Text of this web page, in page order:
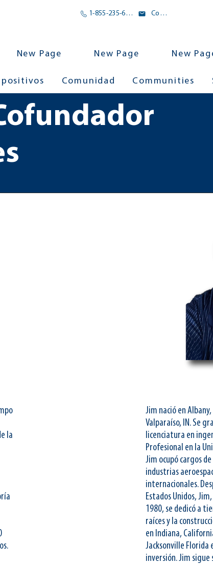
1-855-235-6500 Correo electrónico
New Page New Page New
Comunidad Communities
la
Jim nació en
Valparaíso, IN. Se
licenciatura en
Profesional en la
Jim ocupó cargos
industrias
internacionales.
Estados Unidos,
1980, se dedicó a
raíces y la
en Indiana,
Jacksonville Florida
inversión. Jim